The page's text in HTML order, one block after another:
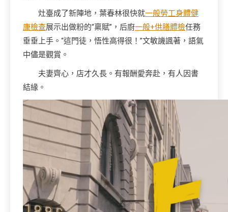
灶臺成了新陣地，葉春林很快就一般勞工身體健
康檢查展示出做粉的“稟賦”，后廚一般+供膳體檢任務
垂垂上手。“這門徒，悟性高得很！”文敏譏諷著，語氣
中儘是觀賞。
夫妻齊心，店才久長。有報酬愛奔赴，有人因書
結緣。